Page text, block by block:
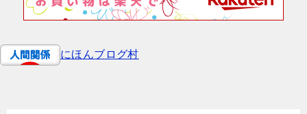
にほんブログ村